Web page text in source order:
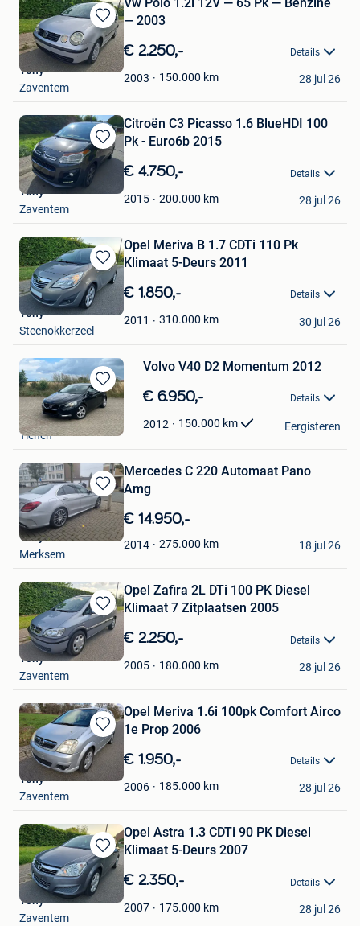
Bewaren
in
Mijn
Favorieten
— 2003
€ 2.250,- Details
2003 150.000 km
Tony
Zaventem
28 jul 26
Bewaren
in
Mijn
Favorieten
Citroën C3 Picasso 1.6 BlueHDI 100
Pk - Euro6b 2015
€ 4.750,- Details
2015 200.000 km
Tony
Zaventem
28 jul 26
Bewaren
in
Mijn
Favorieten
Opel Meriva B 1.7 CDTi 110 Pk
Klimaat 5-Deurs 2011
€ 1.850,- Details
2011 310.000 km
Tony
Steenokkerzeel
30 jul 26
Bewaren
in
Mijn
Favorieten
Volvo V40 D2 Momentum 2012
€ 6.950,- Details
2012 150.000 km
Tony De Vries
Tienen
Eergisteren
Bewaren
in
Mijn
Favorieten
Mercedes C 220 Automaat Pano
Amg
€ 14.950,-
2014 275.000 km
Tony
Merksem
18 jul 26
Bewaren
in
Mijn
Favorieten
Opel Zafira 2L DTi 100 PK Diesel
Klimaat 7 Zitplaatsen 2005
€ 2.250,- Details
2005 180.000 km
Tony
Zaventem
28 jul 26
Bewaren
in
Mijn
Favorieten
Opel Meriva 1.6i 100pk Comfort Airco
1e Prop 2006
€ 1.950,- Details
2006 185.000 km
Tony
Zaventem
28 jul 26
Bewaren
in
Mijn
Favorieten
Opel Astra 1.3 CDTi 90 PK Diesel
Klimaat 5-Deurs 2007
€ 2.350,- Details
2007 175.000 km
Tony
Zaventem
28 jul 26